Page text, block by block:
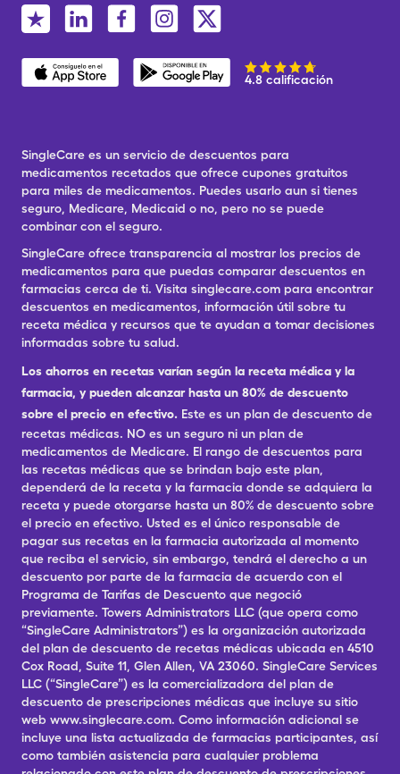
4.8 calificación
SingleCare es un servicio de descuentos para
medicamentos recetados que ofrece cupones gratuitos
para miles de medicamentos. Puedes usarlo aun si tienes
seguro, Medicare, Medicaid o no, pero no se puede
combinar con el seguro.
SingleCare ofrece transparencia al mostrar los precios de
medicamentos para que puedas comparar descuentos en
farmacias cerca de ti. Visita singlecare.com para encontrar
descuentos en medicamentos, información útil sobre tu
receta médica y recursos que te ayudan a tomar decisiones
informadas sobre tu salud.
Los ahorros en recetas varían según la receta médica y la
farmacia, y pueden alcanzar hasta un 80% de descuento
sobre el precio en efectivo. Este es un plan de descuento de
recetas médicas. NO es un seguro ni un plan de
medicamentos de Medicare. El rango de descuentos para
las recetas médicas que se brindan bajo este plan,
dependerá de la receta y la farmacia donde se adquiera la
receta y puede otorgarse hasta un 80% de descuento sobre
el precio en efectivo. Usted es el único responsable de
pagar sus recetas en la farmacia autorizada al momento
que reciba el servicio, sin embargo, tendrá el derecho a un
descuento por parte de la farmacia de acuerdo con el
Programa de Tarifas de Descuento que negoció
previamente. Towers Administrators LLC (que opera como
“SingleCare Administrators”) es la organización autorizada
del plan de descuento de recetas médicas ubicada en 4510
Cox Road, Suite 11, Glen Allen, VA 23060. SingleCare Services
LLC (“SingleCare”) es la comercializadora del plan de
descuento de prescripciones médicas que incluye su sitio
web www.singlecare.com. Como información adicional se
incluye una lista actualizada de farmacias participantes, así
como también asistencia para cualquier problema